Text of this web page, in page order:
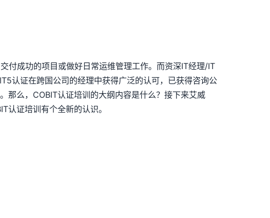
付成功的项目或做好日常运维管理工作。而资深IT经理/IT
认证在跨国公司的经理中获得广泛的认可，已获得咨询公
那么，COBIT认证培训的大纲内容是什么？接下来艾威
认证培训有个全新的认识。